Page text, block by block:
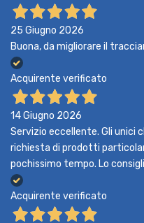
25 Giugno 2026
Buona, da migliorare il
Acquirente verificato
14 Giugno 2026
Servizio eccellente. Gli unici
richiesta di prodotti
pochissimo tempo. Lo
Acquirente verificato